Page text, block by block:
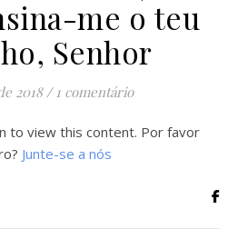
me o teu
Senhor
2018 / 1 comentário
to view this content. Por favor
Junte-se a nós